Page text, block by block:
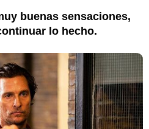
buenas sensaciones,
lo hecho.